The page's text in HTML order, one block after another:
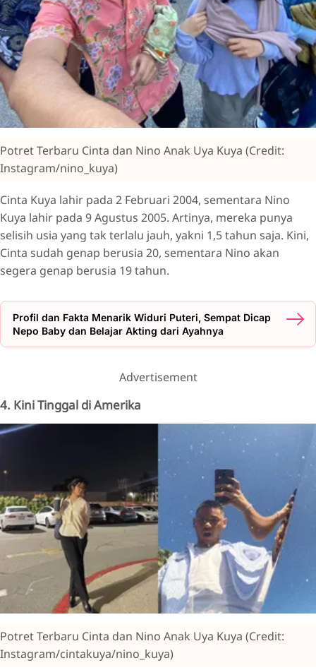
Potret Terbaru Cinta dan Nino Anak Uya Kuya (Credit:
Instagram/nino_kuya)
Cinta Kuya lahir pada 2 Februari 2004, sementara Nino
Kuya lahir pada 9 Agustus 2005. Artinya, mereka punya
selisih usia yang tak terlalu jauh, yakni 1,5 tahun saja. Kini,
Cinta sudah genap berusia 20, sementara Nino akan
segera genap berusia 19 tahun.
Profil dan Fakta Menarik Widuri Puteri, Sempat Dicap
Nepo Baby dan Belajar Akting dari Ayahnya
Advertisement
4. Kini Tinggal di Amerika
Potret Terbaru Cinta dan Nino Anak Uya Kuya (Credit:
Instagram/cintakuya/nino_kuya)